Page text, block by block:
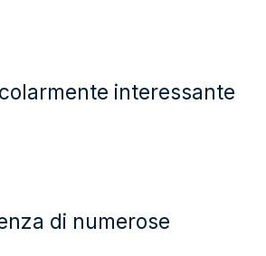
interessante
di numerose